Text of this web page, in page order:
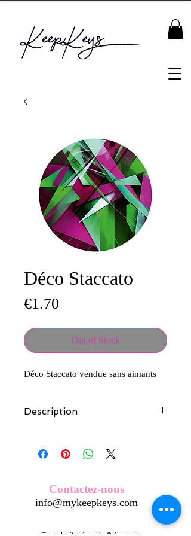
Déco Staccato
€1.70
Out of Stock
Déco Staccato vendue sans aimants
Description
créés et fabriqués par nos soins.
Nos écussons se composent d'une
haute qualité et d'une pellicule plastique
transparente qui protège du frottement
et de l'eau, et assure ainsi une longivité
Contactez-nous
info@mykeepkeys.com